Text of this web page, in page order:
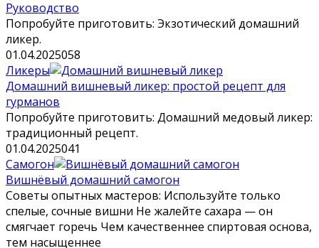
Руководство
Попробуйте приготовить: Экзотический домашний
ликер.
01.04.2025058
Ликеры
Домашний вишневый ликер: простой рецепт для
гурманов
Попробуйте приготовить: Домашний медовый ликер:
традиционный рецепт.
01.04.2025041
Самогон
Вишнёвый домашний самогон
Советы опытных мастеров: Используйте только
спелые, сочные вишни Не жалейте сахара — он
смягчает горечь Чем качественнее спиртовая основа,
тем насыщеннее